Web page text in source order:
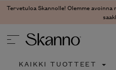
Tervetuloa Skannolle! Olemme
KAIKKI TUOTTEET